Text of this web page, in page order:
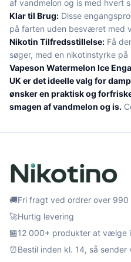
af vandmelon og is med hvert
Klar til Brug: Disse
på farten uden besværet med
Nikotin Tilfredsstillelse: Få
søger, med en nikotinstyrke på
Vapeson Watermelon Ice
UK er det ideelle valg for
ønsker en praktisk og
smagen af vandmelon og is.
🚚Fri fragt ved ordrer over 990
🚀Hurtig levering
🏪12 000+ produkter at vælge
⏰Bestil inden kl. 14, så sender